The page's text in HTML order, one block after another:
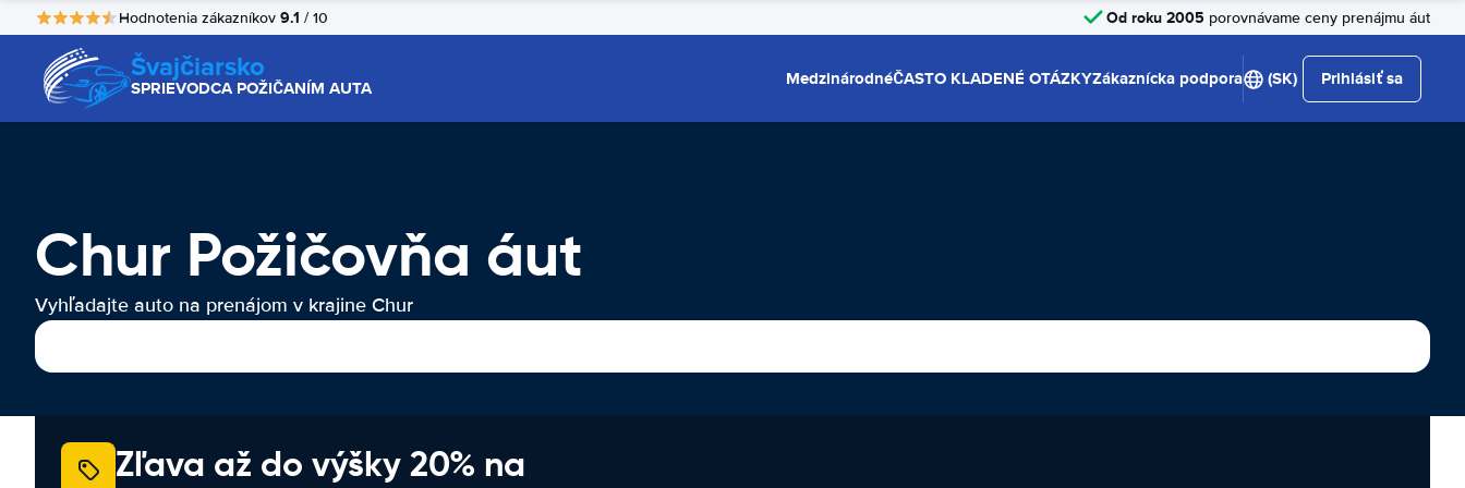
Hodnotenia zákazníkov 9.1 / 10 Od roku 2005 porovnávame ceny prenájmu áut
Švajčiarsko
SPRIEVODCA POŽIČANÍM AUTA MedzinárodnéČASTO KLADENÉ OTÁZKYZákaznícka podpora (SK) Prihlásiť sa
Chur Požičovňa áut
Vyhľadajte auto na prenájom v krajine Chur
Zľava až do výšky 20% na